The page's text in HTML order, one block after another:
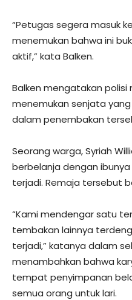
“Petugas segera masuk
menemukan bahwa ini
aktif,” kata Balken.
Balken mengatakan
menemukan senjata
dalam penembakan
Seorang warga, Syriah
berbelanja dengan
terjadi. Remaja tersebut
“Kami mendengar satu
tembakan lainnya
terjadi,” katanya dalam
menambahkan bahwa
tempat penyimpanan
semua orang untuk lari.